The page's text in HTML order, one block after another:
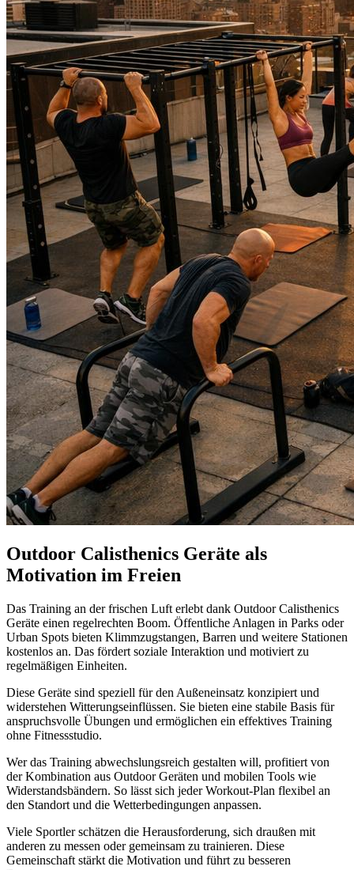
Outdoor Calisthenics Geräte als
Motivation im Freien
Das Training an der frischen Luft erlebt dank Outdoor Calisthenics
Geräte einen regelrechten Boom. Öffentliche Anlagen in Parks oder
Urban Spots bieten Klimmzugstangen, Barren und weitere Stationen
kostenlos an. Das fördert soziale Interaktion und motiviert zu
regelmäßigen Einheiten.
Diese Geräte sind speziell für den Außeneinsatz konzipiert und
widerstehen Witterungseinflüssen. Sie bieten eine stabile Basis für
anspruchsvolle Übungen und ermöglichen ein effektives Training
ohne Fitnessstudio.
Wer das Training abwechslungsreich gestalten will, profitiert von
der Kombination aus Outdoor Geräten und mobilen Tools wie
Widerstandsbändern. So lässt sich jeder Workout-Plan flexibel an
den Standort und die Wetterbedingungen anpassen.
Viele Sportler schätzen die Herausforderung, sich draußen mit
anderen zu messen oder gemeinsam zu trainieren. Diese
Gemeinschaft stärkt die Motivation und führt zu besseren